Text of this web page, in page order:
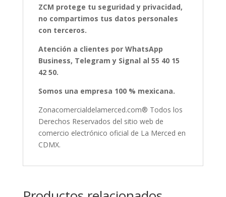
ZCM protege tu seguridad y privacidad,
no compartimos tus datos personales
con terceros.
Atención a clientes por WhatsApp
Business, Telegram y Signal al 55 40 15
42 50.
Somos una empresa 100 % mexicana.
Zonacomercialdelamerced.com® Todos los
Derechos Reservados del sitio web de
comercio electrónico oficial de La Merced en
CDMX.